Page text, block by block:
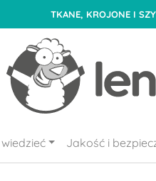
TKANE, KROJONE I
Jakość i